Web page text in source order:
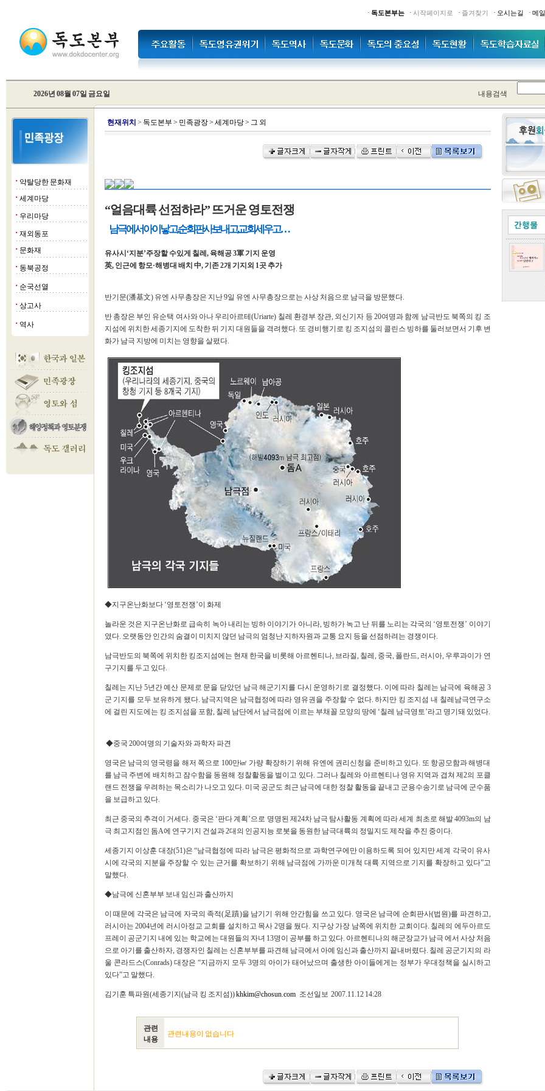
· 독도본부는 · 시작페이지로 · 즐겨찾기 · 오시는길 · 메
2026년 08월 07일 금요일 내용검색
■ 약탈당한 문화재
■ 세계마당
■ 우리마당
■ 재외동포
■ 문화재
■ 동북공정
■ 순국선열
■ 상고사
■ 역사
현재위치 > 독도본부 > 민족광장> 세계마당> 그 외
“얼음대륙 선점하라” 뜨거운 영토전쟁
남극에서 아이 낳고, 순회판사 보내고, 교회 세우고…
유사시‘지분’주장할 수있게 칠레, 육해공 3軍 기지 운영
英, 인근에 항모·해병대 배치 中, 기존 2개 기지외 1곳 추가
반기문(潘基文) 유엔 사무총장은 지난 9일 유엔 사무총장으로는 사상 처음으로 남극을 방문했다.
반 총장은 부인 유순택 여사와 아나 우리아르테(Uriarte) 칠레 환경부 장관, 외신기자 등 20여명과 함께 남극반도 북쪽의 킹 조
지섬에 위치한 세종기지에 도착한 뒤 기지 대원들을 격려했다. 또 경비행기로 킹 조지섬의 콜린스 빙하를 둘러보면서 기후 변
화가 남극 지방에 미치는 영향을 살폈다.
◆지구온난화보다 ‘영토전쟁’이 화제
놀라운 것은 지구온난화로 급속히 녹아 내리는 빙하 이야기가 아니라, 빙하가 녹고 난 뒤를 노리는 각국의 ‘영토전쟁’ 이야기
였다. 오랫동안 인간의 숨결이 미치지 않던 남극의 엄청난 지하자원과 교통 요지 등을 선점하려는 경쟁이다.
남극반도의 북쪽에 위치한 킹조지섬에는 현재 한국을 비롯해 아르헨티나, 브라질, 칠레, 중국, 폴란드, 러시아, 우루과이가 연
구기지를 두고 있다.
칠레는 지난 5년간 예산 문제로 문을 닫았던 남극 해군기지를 다시 운영하기로 결정했다. 이에 따라 칠레는 남극에 육해공 3
군 기지를 모두 보유하게 됐다. 남극지역은 남극협정에 따라 영유권을 주장할 수 없다. 하지만 킹 조지섬 내 칠레남극연구소
에 걸린 지도에는 킹 조지섬을 포함, 칠레 남단에서 남극점에 이르는 부채꼴 모양의 땅에 ‘칠레 남극영토’라고 명기돼 있었다.
◆중국 200여명의 기술자와 과학자 파견
영국은 남극의 영국령을 해저 쪽으로 100만㎢ 가량 확장하기 위해 유엔에 권리신청을 준비하고 있다. 또 항공모함과 해병대
를 남극 주변에 배치하고 잠수함을 동원해 정찰활동을 벌이고 있다. 그러나 칠레와 아르헨티나 영유 지역과 겹쳐 제2의 포클
랜드 전쟁을 우려하는 목소리가 나오고 있다. 미국 공군도 최근 남극에 대한 정찰 활동을 끝내고 군용수송기로 남극에 군수품
을 보급하고 있다.
최근 중국의 추격이 거세다. 중국은 ‘판다 계획’으로 명명된 제24차 남극 탐사활동 계획에 따라 세계 최초로 해발 4093m의 남
극 최고지점인 돔A에 연구기지 건설과 2대의 인공지능 로봇을 동원한 남극대륙의 정밀지도 제작을 추진 중이다.
세종기지 이상훈 대장(51)은 “남극협정에 따라 남극은 평화적으로 과학연구에만 이용하도록 되어 있지만 세계 각국이 유사
시에 각국의 지분을 주장할 수 있는 근거를 확보하기 위해 남극점에 가까운 미개척 대륙 지역으로 기지를 확장하고 있다”고
말했다.
◆남극에 신혼부부 보내 임신과 출산까지
이 때문에 각국은 남극에 자국의 족적(足蹟)을 남기기 위해 안간힘을 쓰고 있다. 영국은 남극에 순회판사(법원)를 파견하고,
러시아는 2004년에 러시아정교 교회를 설치하고 목사 2명을 뒀다. 지구상 가장 남쪽에 위치한 교회이다. 칠레의 에두아르도
프레이 공군기지 내에 있는 학교에는 대원들의 자녀 13명이 공부를 하고 있다. 아르헨티나의 해군장교가 남극 에서 사상 처음
으로 아기를 출산하자, 경쟁자인 칠레는 신혼부부를 파견해 남극에서 아예 임신과 출산까지 끝내버렸다. 칠레 공군기지의 라
울 콘라드스(Conrads) 대장은 “지금까지 모두 3명의 아이가 태어났으며 출생한 아이들에게는 정부가 우대정책을 실시하고
있다”고 말했다.
김기훈 특파원(세종기지(남극 킹 조지섬))khkim@chosun.com조선일보 2007.11.12 14:28
관련
내용
관련내용이 없습니다